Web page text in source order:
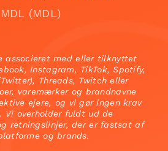
MDL (MDL)
associeret med eller tilknyttet
Instagram, TikTok, Spotify,
Threads, Twitch eller
varemærker og brandnavne
ejere, og vi gør ingen krav
Vi overholder fuldt ud de
retningslinjer, der er fastsat af
og brands.